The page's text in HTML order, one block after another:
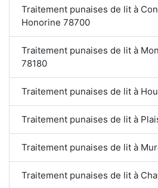
Traitement punaises de lit à
Honorine 78700
Traitement punaises de lit à
78180
Traitement punaises de lit à
Traitement punaises de lit à
Traitement punaises de lit à
Traitement punaises de lit à